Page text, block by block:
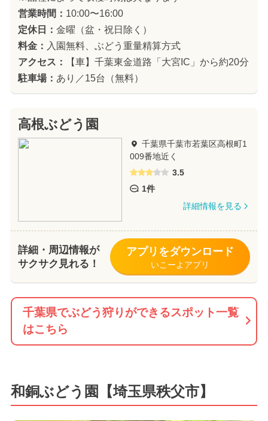
営業時間： 10:00〜16:00
定休日： 金曜（盆・祝日除く）
料金： 入園無料、ぶどう重量精算方式
アクセス：
【車】千葉東金道路「大宮IC」から約20分
駐車場： あり／15台（無料）
高根ぶどう園
千葉県千葉市若葉区高根町1
009番地近く
3.5
1件
詳細情報を見る
詳細・周辺情報が
サクサク見れる！
アプリをダウンロード
いこーよアプリ
千葉県でぶどう狩りができるスポット一覧
はこちら
和銅ぶどう園【埼玉県秩父市】